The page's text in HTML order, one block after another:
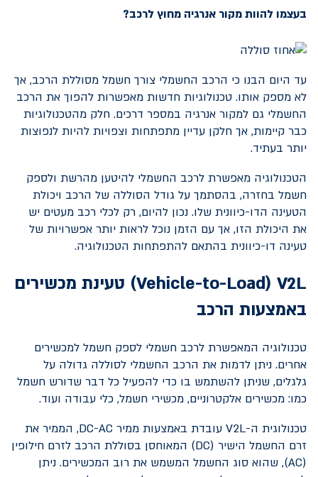
בעצמו להוות מקור אנרגיה מחוץ לרכב?
עד היום הבנו כי הרכב החשמלי צורך חשמל מסוללת הרכב, אך
לא מספק אותו. טכנולוגיות חדשות מאפשרות להפוך את הרכב
החשמלי גם למקור אנרגיה במספר דרכים. חלק מהטכנולוגיות
כבר קיימות, אך חלקן עדיין מתפתחות וצפויות להיות לנפוצות
יותר בעתיד.
הטכנולוגיה מאפשרת לרכב החשמלי להיטען מהרשת ולספק
חשמל בחזרה, בהסתמך על גודל הסוללה של הרכב ויכולת
הטעינה הדו-כיוונית שלו. נכון להיום, רק לכלי רכב מעטים יש
את היכולת הזו, אך עם הזמן נוכל לראות יותר אפשרויות של
טעינה דו-כיוונית בהתאם להתפתחות הטכנולוגיה.
V2L
(
Vehicle-to-Load) טעינת מכשירים
באמצעות הרכב
טכנולוגיה המאפשרת לרכב חשמלי לספק חשמל למכשירים
אחרים. ניתן לדמות את הרכב החשמלי לסוללה גדולה על
גלגלים, שניתן להשתמש בו כדי להפעיל כל דבר שדורש חשמל
כמו: מכשירים אלקטרוניים, מכשירי חשמל, כלי עבודה ועוד.
טכנולוגית ה-V2L עובדת באמצעות ממיר DC-AC, הממיר את
זרם החשמל הישיר (DC) המאוחסן בסוללת הרכב לזרם חילופין
(
AC), שהוא סוג החשמל המשמש את רוב המכשירים. ניתן